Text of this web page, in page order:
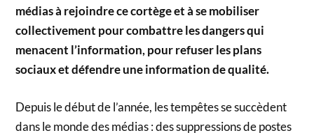
médias à rejoindre ce cortège et à se mobiliser
collectivement pour combattre les dangers qui
menacent l’information, pour refuser les plans
sociaux et défendre une information de qualité.
Depuis le début de l’année, les tempêtes se succèdent
dans le monde des médias : des suppressions de postes